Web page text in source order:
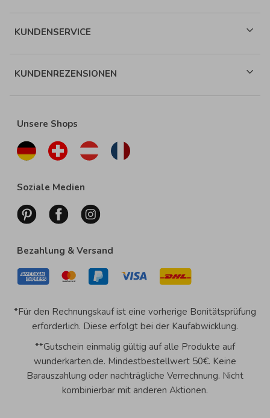
KUNDENSERVICE
KUNDENREZENSIONEN
Unsere Shops
Soziale Medien
Bezahlung & Versand
*Für den Rechnungskauf ist eine vorherige Bonitätsprüfung
erforderlich. Diese erfolgt bei der Kaufabwicklung.
**Gutschein einmalig gültig auf alle Produkte auf
wunderkarten.de. Mindestbestellwert 50€. Keine
Barauszahlung oder nachträgliche Verrechnung. Nicht
kombinierbar mit anderen Aktionen.